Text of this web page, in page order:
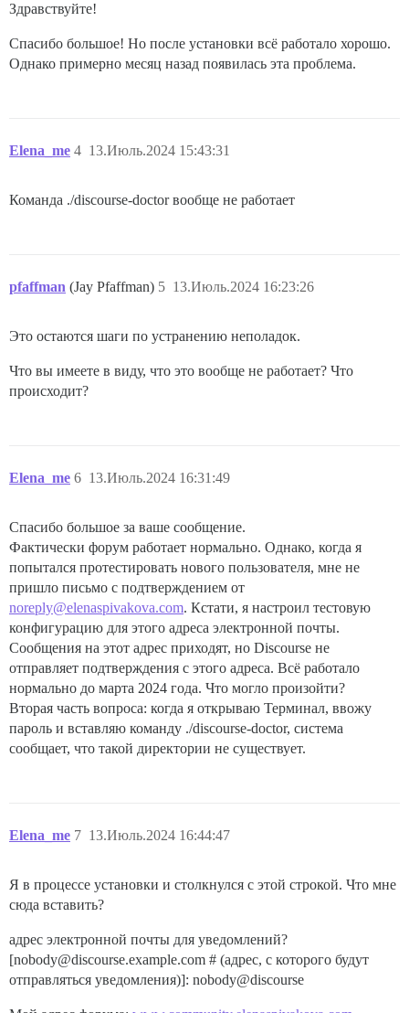
Здравствуйте!
Спасибо большое! Но после установки всё работало хорошо.
Однако примерно месяц назад появилась эта проблема.
Elena_me 13.Июль.2024 15:43:31
4
Команда ./discourse-doctor вообще не работает
pfaffman (Jay Pfaffman) 13.Июль.2024 16:23:26
5
Это остаются шаги по устранению неполадок.
Что вы имеете в виду, что это вообще не работает? Что
происходит?
Elena_me 13.Июль.2024 16:31:49
6
Спасибо большое за ваше сообщение.
Фактически форум работает нормально. Однако, когда я
попытался протестировать нового пользователя, мне не
пришло письмо с подтверждением от
noreply@elenaspivakova.com. Кстати, я настроил тестовую
конфигурацию для этого адреса электронной почты.
Сообщения на этот адрес приходят, но Discourse не
отправляет подтверждения с этого адреса. Всё работало
нормально до марта 2024 года. Что могло произойти?
Вторая часть вопроса: когда я открываю Терминал, ввожу
пароль и вставляю команду ./discourse-doctor, система
сообщает, что такой директории не существует.
Elena_me 13.Июль.2024 16:44:47
7
Я в процессе установки и столкнулся с этой строкой. Что мне
сюда вставить?
адрес электронной почты для уведомлений?
[nobody@discourse.example.com # (адрес, с которого будут
отправляться уведомления)]: nobody@discourse